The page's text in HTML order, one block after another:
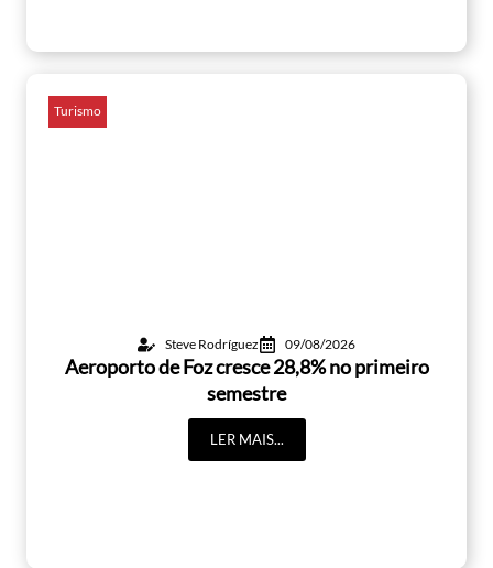
Turismo
Steve Rodríguez 09/08/2026
Aeroporto de Foz cresce 28,8% no primeiro
semestre
LER MAIS...